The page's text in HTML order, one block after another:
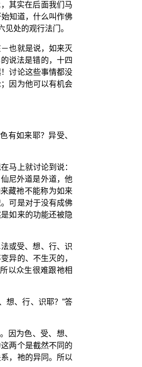
其实在后面我们马
知道，什么叫作佛
处的观行法门。
也就是说，如来灭
说法是错的，十四
讨论这些事情都没
因为他可以有机会
有如来耶？异受、
马上就讨论到说：
尼外道是外道，他
藏祂不能称为如来
可是对于没有成佛
如来的功能还被隐
或受、想、行、识
异的、不生灭的，
以众生很难跟祂相
想、行、识耶？”答
因为色、受、想、
两个是截然不同的
，祂的异同。所以